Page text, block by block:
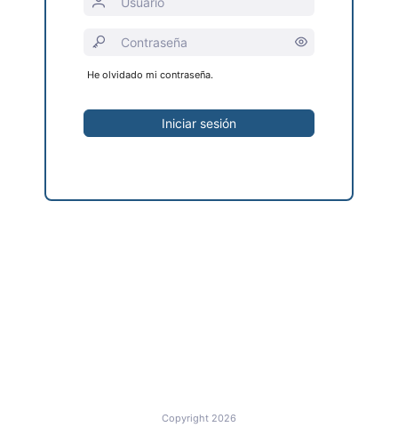
He olvidado mi contraseña.
Iniciar sesión
Copyright 2026